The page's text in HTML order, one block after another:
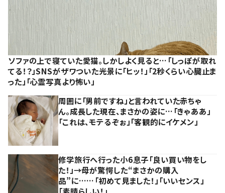
ソファの上で寝ていた愛猫。しかしよく見ると…「しっぽが取れ
てる！？」SNSがザワついた光景に「ヒッ！」「2秒くらい心臓止ま
った」「心霊写真より怖い」
周囲に「男前ですね」と言われていた赤ちゃ
ん。成長した現在、まさかの姿に…「きゃああ」
「これは、モテるぞぉ」「客観的にイケメン」
修学旅行へ行った小6息子「良い買い物をし
た！」→母が驚愕した“まさかの購入
品”に……「初めて見ました！」「いいセンス」